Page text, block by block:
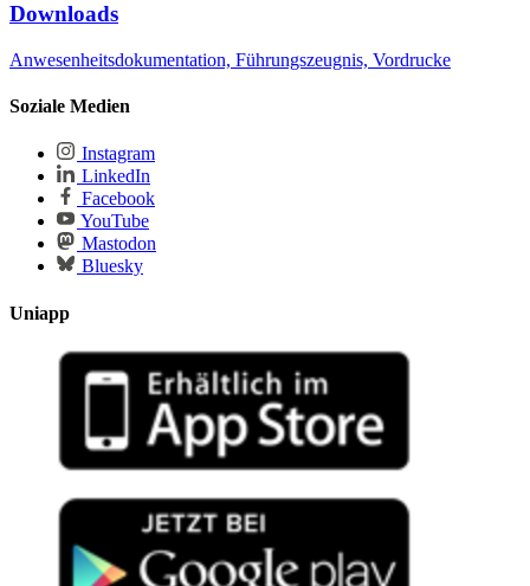
Downloads
Anwesenheitsdokumentation, Führungszeugnis, Vordrucke
Soziale Medien
Instagram
LinkedIn
Facebook
YouTube
Mastodon
Bluesky
Uniapp